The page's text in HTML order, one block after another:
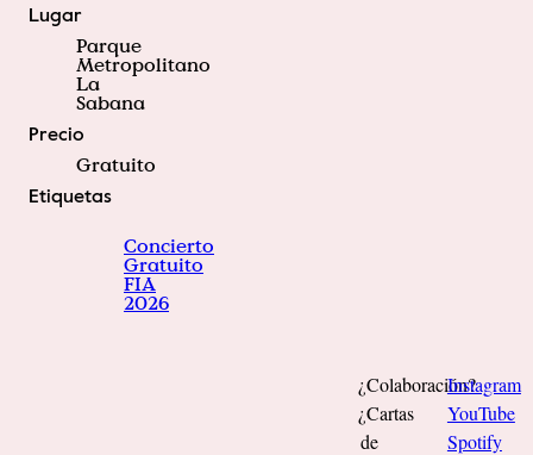
Lugar
Parque
Metropolitano
La
Sabana
Precio
Gratuito
Etiquetas
Concierto
Gratuito
FIA
2026
¿Colaboración?
¿Cartas
de
Instagram
YouTube
Spotify